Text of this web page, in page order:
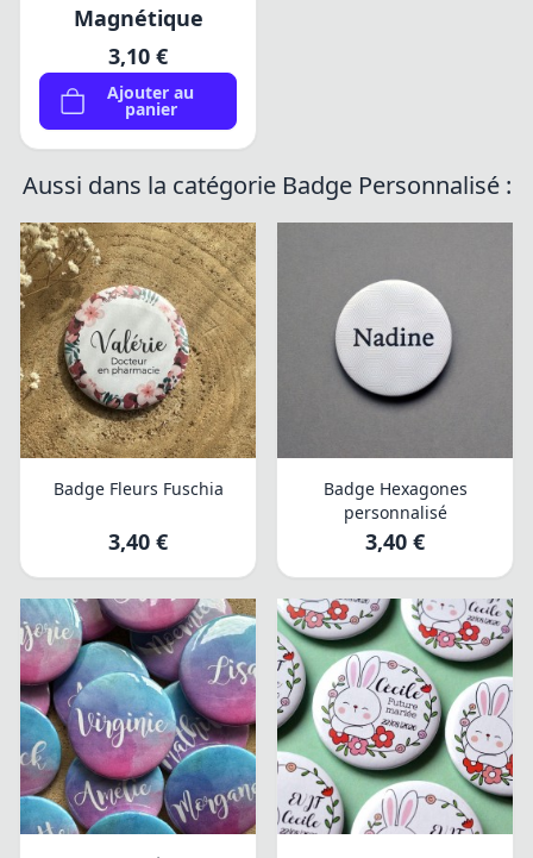
Magnétique
3,10 €
Ajouter au
panier
Aussi dans la catégorie Badge Personnalisé :
Badge Fleurs Fuschia
3,40 €
Badge Hexagones
personnalisé
3,40 €